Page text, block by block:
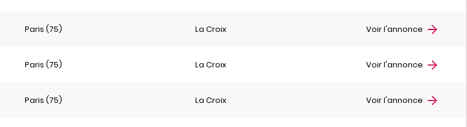
Paris (75) La Croix Voir l'annonce
Paris (75) La Croix Voir l'annonce
Paris (75) La Croix Voir l'annonce